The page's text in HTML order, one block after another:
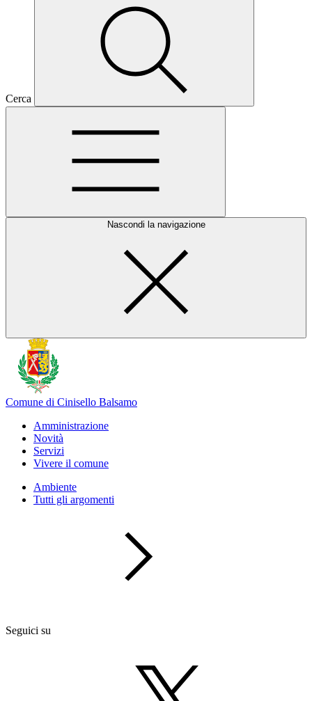
Cerca
Nascondi la navigazione
Comune di Cinisello Balsamo
Amministrazione
Novità
Servizi
Vivere il comune
Ambiente
Tutti gli argomenti
Seguici su